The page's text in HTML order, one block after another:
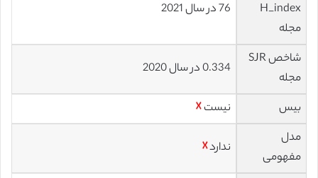
H_index
مجله
76 در سال 2021
شاخص SJR
مجله
0.334 در سال 2020
بیس نیست☓
مدل
مفهومی
ندارد☓